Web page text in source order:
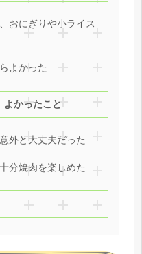
おにぎりや小ライス
よかった
かったこと
外と大丈夫だった
分焼肉を楽しめた